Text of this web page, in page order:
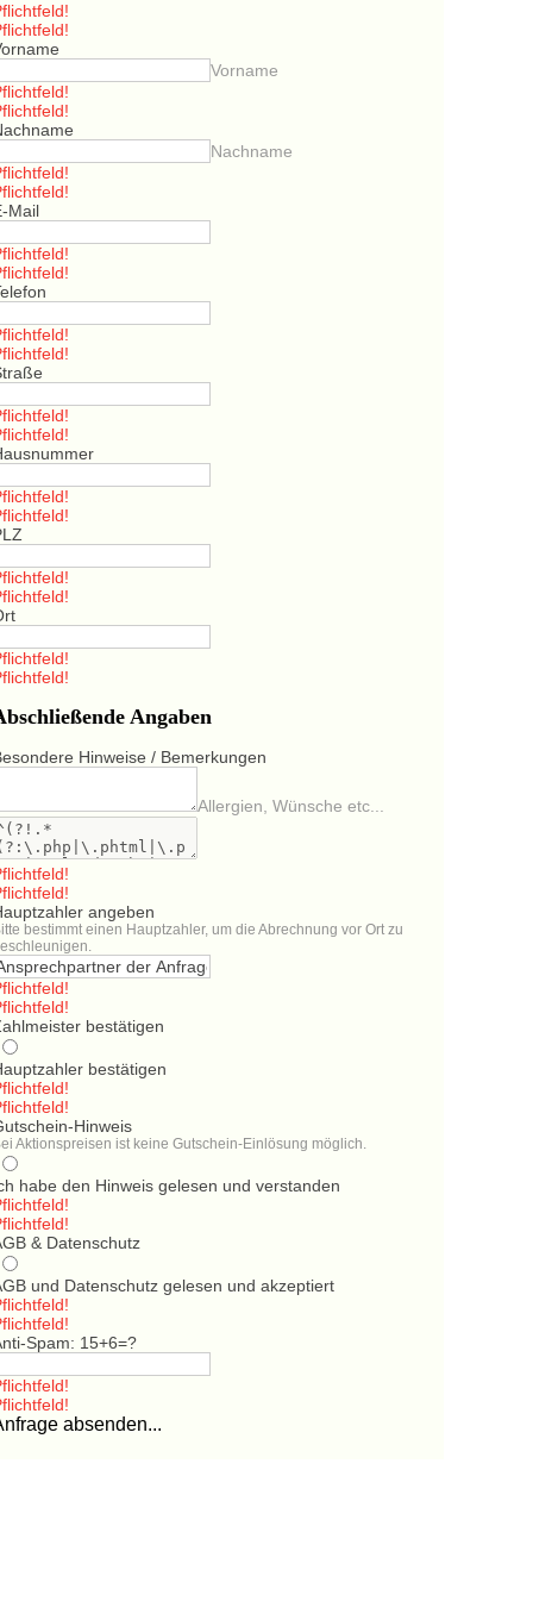
Vorname
Nachname
Mail
Angaben
Hinweise / Bemerkungen
Allergien, Wünsche etc...
angeben
bestimmt einen Hauptzahler, um die Abrechnung vor Ort zu
bestätigen
bestätigen
Hinweis
Aktionspreisen ist keine Gutschein-Einlösung möglich.
habe den Hinweis gelesen und verstanden
& Datenschutz
und Datenschutz gelesen und akzeptiert
Spam: 15+6=?
absenden...